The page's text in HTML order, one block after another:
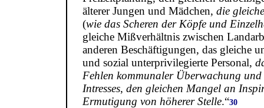
älterer Jungen und Mädchen, die
(wie das Scheren der Köpfe und
gleiche Mißverhältnis zwischen
anderen Beschäftigungen, das gleiche
und sozial unterprivilegierte Personal,
Fehlen kommunaler Überwachung
Intresses, den gleichen Mangel an
Ermutigung von höherer Stelle.“30